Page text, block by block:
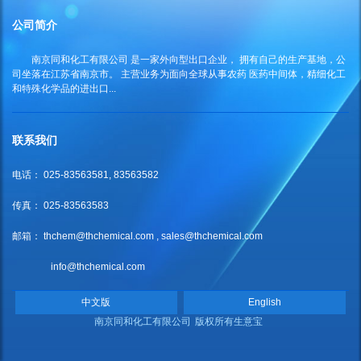
公司简介
南京同和化工有限公司 是一家外向型出口企业， 拥有自己的生产基地，公
司坐落在江苏省南京市。 主营业务为面向全球从事农药 医药中间体，精细化工
和特殊化学品的进出口...
联系我们
电话： 025-83563581, 83563582
传真： 025-83563583
邮箱： thchem@thchemical.com , sales@thchemical.com
info@thchemical.com
中文版
English
南京同和化工有限公司 版权所有生意宝